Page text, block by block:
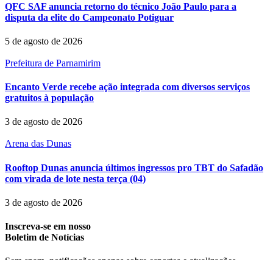
QFC SAF anuncia retorno do técnico João Paulo para a
disputa da elite do Campeonato Potiguar
5 de agosto de 2026
Prefeitura de Parnamirim
Encanto Verde recebe ação integrada com diversos serviços
gratuitos à população
3 de agosto de 2026
Arena das Dunas
Rooftop Dunas anuncia últimos ingressos pro TBT do Safadão
com virada de lote nesta terça (04)
3 de agosto de 2026
Inscreva-se em nosso
Boletim de Notícias